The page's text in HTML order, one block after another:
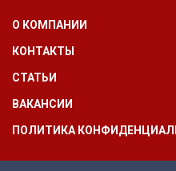
О КОМПАНИИ
КОНТАКТЫ
СТАТЬИ
ВАКАНСИИ
ПОЛИТИКА